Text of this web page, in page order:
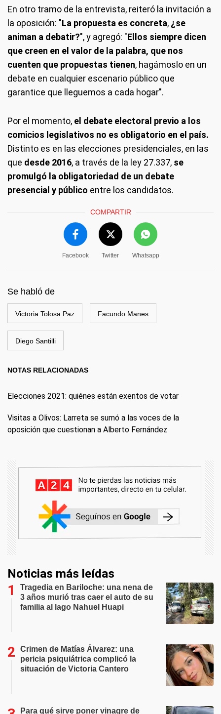
En otro tramo de la entrevista, reiteró la invitación a
la oposición: "La propuesta es concreta, ¿se
animan a debatir?", y agregó: "Ellos siempre dicen
que creen en el valor de la palabra, que nos
cuenten que propuestas tienen, hagámoslo en un
debate en cualquier escenario público que
garantice que lleguemos a cada hogar".
Por el momento, el debate electoral previo a los
comicios legislativos no es obligatorio en el país.
Distinto es en las elecciones presidenciales, en las
que desde 2016, a través de la ley 27.337, se
promulgó la obligatoriedad de un debate
presencial y público entre los candidatos.
COMPARTIR
Facebook Twitter Whatsapp
Se habló de
Victoria Tolosa Paz Facundo Manes
Diego Santilli
NOTAS RELACIONADAS
Elecciones 2021: quiénes están exentos de votar
Visitas a Olivos: Larreta se sumó a las voces de la
oposición que cuestionan a Alberto Fernández
Noticias más leídas
Tragedia en Bariloche: una nena de
3 años murió tras caer el auto de su
familia al lago Nahuel Huapi
Crimen de Matías Álvarez: una
pericia psiquiátrica complicó la
situación de Victoria Cantero
Para qué sirve poner vinagre de